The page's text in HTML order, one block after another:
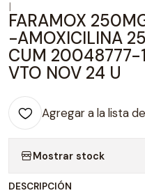
FARAMOX
-AMOXICILINA
CUM 20048777-
VTO NOV 24 U
Agregar a la lista
Mostrar stock
DESCRIPCIÓN